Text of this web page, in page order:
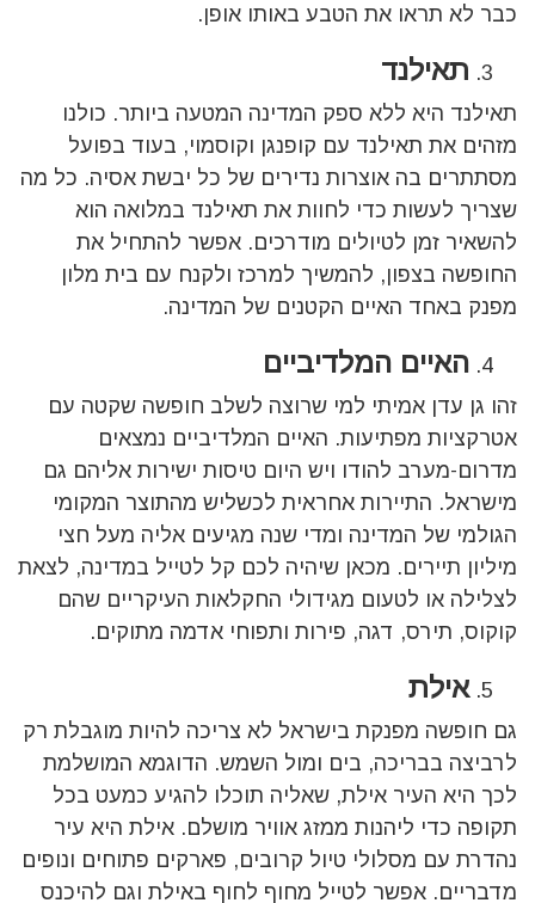
כבר לא תראו את הטבע באותו אופן.
תאילנד
תאילנד היא ללא ספק המדינה המטעה ביותר. כולנו
מזהים את תאילנד עם קופנגן וקוסמוי, בעוד בפועל
מסתתרים בה אוצרות נדירים של כל יבשת אסיה. כל מה
שצריך לעשות כדי לחוות את תאילנד במלואה הוא
להשאיר זמן לטיולים מודרכים. אפשר להתחיל את
החופשה בצפון, להמשיך למרכז ולקנח עם בית מלון
מפנק באחד האיים הקטנים של המדינה.
האיים המלדיביים
זהו גן עדן אמיתי למי שרוצה לשלב חופשה שקטה עם
אטרקציות מפתיעות. האיים המלדיביים נמצאים
מדרום-מערב להודו ויש היום טיסות ישירות אליהם גם
מישראל. התיירות אחראית לכשליש מהתוצר המקומי
הגולמי של המדינה ומדי שנה מגיעים אליה מעל חצי
מיליון תיירים. מכאן שיהיה לכם קל לטייל במדינה, לצאת
לצלילה או לטעום מגידולי החקלאות העיקריים שהם
קוקוס, תירס, דגה, פירות ותפוחי אדמה מתוקים.
אילת
גם חופשה מפנקת בישראל לא צריכה להיות מוגבלת רק
לרביצה בבריכה, בים ומול השמש. הדוגמא המושלמת
לכך היא העיר אילת, שאליה תוכלו להגיע כמעט בכל
תקופה כדי ליהנות ממזג אוויר מושלם. אילת היא עיר
נהדרת עם מסלולי טיול קרובים, פארקים פתוחים ונופים
מדבריים. אפשר לטייל מחוף לחוף באילת וגם להיכנס